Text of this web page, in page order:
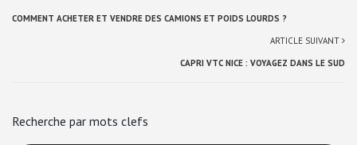
COMMENT ACHETER ET VENDRE DES CAMIONS ET POIDS LOURDS ?
ARTICLE SUIVANT
CAPRI VTC NICE : VOYAGEZ DANS LE SUD
Recherche par mots clefs